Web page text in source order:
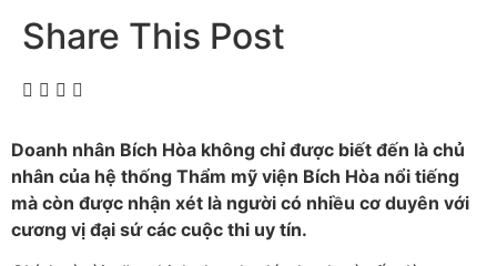
Share This Post
Doanh nhân Bích Hòa không chỉ được biết đến là chủ
nhân của hệ thống Thẩm mỹ viện Bích Hòa nổi tiếng
mà còn được nhận xét là người có nhiều cơ duyên với
cương vị đại sứ các cuộc thi uy tín.